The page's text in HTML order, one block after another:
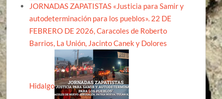
JORNADAS ZAPATISTAS «Justicia para Samir y
autodeterminación para los pueblos». 22 DE
FEBRERO DE 2026, Caracoles de Roberto
Barrios, La Unión, Jacinto Canek y Dolores
Hidalgo